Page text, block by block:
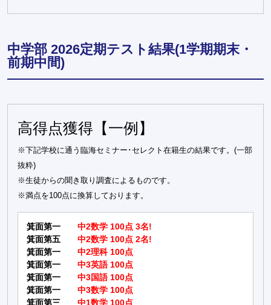
中学部 2026定期テスト結果(1学期期末・
前期中間)
高得点獲得【一例】
※下記学校に通う臨海セミナー･セレクト在籍生の結果です。(一部
抜粋)
※生徒からの聞き取り調査によるものです。
※満点を100点に換算しております。
箕面第一
中2数学 100点 3名!
箕面第五
中2数学 100点 2名!
箕面第一
中2理科 100点
箕面第一
中3英語 100点
箕面第一
中3国語 100点
箕面第一
中3数学 100点
箕面第三
中1数学 100点